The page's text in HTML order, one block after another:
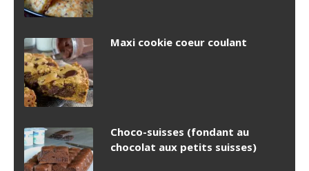
Maxi cookie coeur coulant
Choco-suisses (fondant au
chocolat aux petits suisses)